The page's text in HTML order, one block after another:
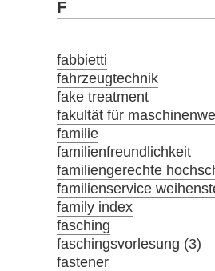
F
fabbietti
fahrzeugtechnik
fake treatment
fakultät für
familie
familienfreundlichkeit
familiengerechte
familienservice
family index
fasching
faschingsvorlesung (3)
fastener